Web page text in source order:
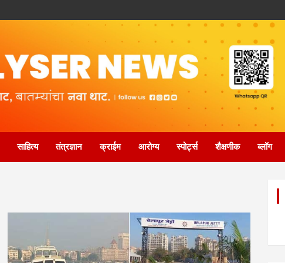
साहित्य तंत्रज्ञान क्राईम आरोग्य स्पोर्ट्स शैक्षणीक ब्लॉग